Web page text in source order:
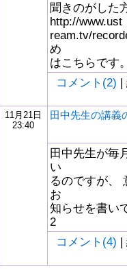
聞きのがした
http://www.ust
ream.tv/
め
はこちらです
コメント(2) |
11月21日
23:40
田中先生の講義
田中先生が毎
い
るのですが、
お
知らせを書い
2
コメント(4) |